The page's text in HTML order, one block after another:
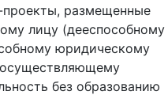
проекты, размещенные
лицу (дееспособному
юридическому
без образованию